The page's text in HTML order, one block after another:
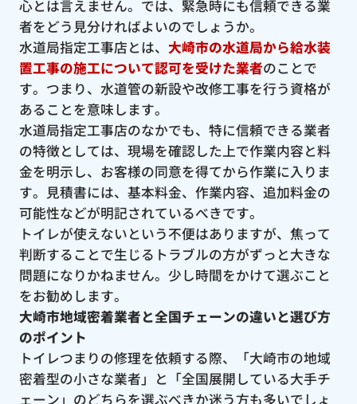
心とは言えません。では、緊急時にも信頼できる業
者をどう見分ければよいのでしょうか。
水道局指定工事店とは、 大崎市の水道局から給水装
置工事の施工について認可を受けた業者のことで
す。つまり、水道管の新設や改修工事を行う資格が
あることを意味します。
水道局指定工事店のなかでも、特に信頼できる業者
の特徴としては、現場を確認した上で作業内容と料
金を明示し、お客様の同意を得てから作業に入りま
す。見積書には、基本料金、作業内容、追加料金の
可能性などが明記されているべきです。
トイレが使えないという不便はありますが、焦って
判断することで生じるトラブルの方がずっと大きな
問題になりかねません。少し時間をかけて選ぶこと
をお勧めします。
大崎市地域密着業者と全国チェーンの違いと選び方
のポイント
トイレつまりの修理を依頼する際、「大崎市の地域
密着型の小さな業者」と「全国展開している大手チ
ェーン」のどちらを選ぶべきか迷う方も多いでしょ